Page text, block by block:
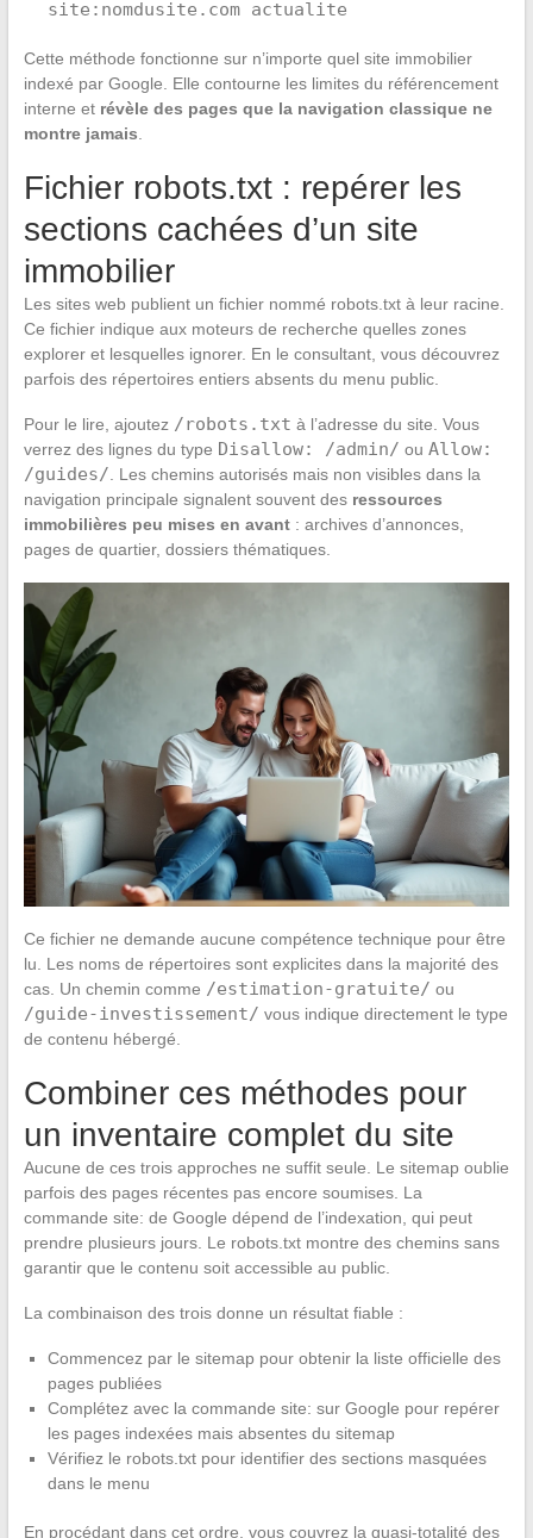
site:nomdusite.com actualite
Cette méthode fonctionne sur n’importe quel site immobilier
indexé par Google. Elle contourne les limites du référencement
interne et révèle des pages que la navigation classique ne
montre jamais
Fichier robots.txt : repérer les
sections cachées d’un site
immobilier
Les sites web publient un fichier nommé robots.txt à leur racine.
Ce fichier indique aux moteurs de recherche quelles zones
explorer et lesquelles ignorer. En le consultant, vous découvrez
parfois des répertoires entiers absents du menu public.
Pour le lire, ajoutez /robots.txt à l’adresse du site. Vous
verrez des lignes du type Disallow: /admin/ ou Allow:
/guides/ . Les chemins autorisés mais non visibles dans la
navigation principale signalent souvent des ressources
immobilières peu mises en avant: archives d’annonces,
pages de quartier, dossiers thématiques.
Ce fichier ne demande aucune compétence technique pour être
lu. Les noms de répertoires sont explicites dans la majorité des
cas. Un chemin comme /estimation-gratuite/ ou
/guide-investissement/ vous indique directement le type
de contenu hébergé.
Combiner ces méthodes pour
un inventaire complet du site
Aucune de ces trois approches ne suffit seule. Le sitemap oublie
parfois des pages récentes pas encore soumises. La
commande site: de Google dépend de l’indexation, qui peut
prendre plusieurs jours. Le robots.txt montre des chemins sans
garantir que le contenu soit accessible au public.
La combinaison des trois donne un résultat fiable :
Commencez par le sitemap pour obtenir la liste officielle des
pages publiées
Complétez avec la commande site: sur Google pour repérer
les pages indexées mais absentes du sitemap
Vérifiez le robots.txt pour identifier des sections masquées
dans le menu
En procédant dans cet ordre, vous couvrez la quasi-totalité des